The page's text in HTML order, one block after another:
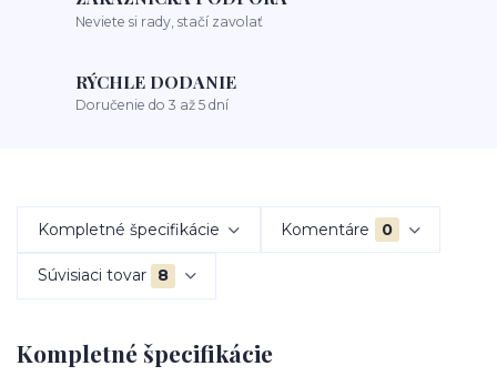
Neviete si rady, stačí zavolať
RÝCHLE DODANIE
Doručenie do 3 až 5 dní
Kompletné špecifikácie Komentáre 0
Súvisiaci tovar 8
Kompletné špecifikácie